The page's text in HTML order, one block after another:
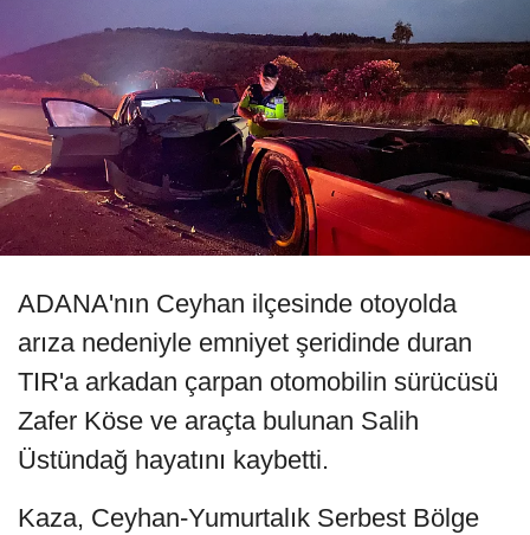
ADANA'nın Ceyhan ilçesinde otoyolda
arıza nedeniyle emniyet şeridinde duran
TIR'a arkadan çarpan otomobilin sürücüsü
Zafer Köse ve araçta bulunan Salih
Üstündağ hayatını kaybetti.
Kaza, Ceyhan-Yumurtalık Serbest Bölge